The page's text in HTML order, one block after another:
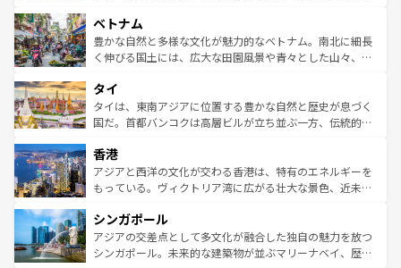
参照してほしい。
容にもいいと評判のスイーツなど、バラエティ豊かな料理
が味わえる。 なお、新着の台湾情報は コンテンツ一覧を参
照してほしい。
き、地方に足を延ばせば四季折々の自然美を楽しむことが
できる。そして、キムチや焼肉、絶品のストリートフード
まで、さまざまな韓国料理が待っている。夜には、韓国な
リティに包まれながら、韓国の多彩な魅力を心ゆくまで味
わってみてほしい。 なお、新着の韓国情報はコンテンツ一
覧を参照してほしい。
ベトナム
豊かな自然と多様な文化が魅力的なベトナム。南北に細長
く伸びる国土には、広大な田園風景や青々とした山々、世
急速な発展と共に伝統が息づく。ハノイの古い町並みやホ
ーチミン市のフランス統治時代の建物も、独特の雰囲気を
醸し出している。また、バラエティの豊かさとおいしさで
とつ。フォーやバインミー、ベトナムコーヒーなどは、ぜ
ひ現地で味わいたい。どの地域を訪れてもあたたかい人々
が旅行者を迎えてくれるので、きっと忘れられない旅にな
参照してほしい。
タイ
タイは、東南アジアに位置する豊かな自然と歴史が息づく
国だ。首都バンコクは高層ビルが立ち並ぶ一方、伝統的な
の活気が交差している。北部ではチェンマイなどの山岳地
帯で自然と触れ合い、南部ではプーケットやクラビの美し
いビーチでリゾート気分を楽しむことができる。タイ料理
激する。気候は一年中温暖で、どの季節にも異なる楽しみ
が待っている。親しみやすいタイの人々、仏教を中心とし
た文化、そして多様な観光資源が、訪れる旅人を魅了し続
香港
アジアと西洋の文化が交わる香港は、特有のエネルギーを
もっている。ヴィクトリア湾に広がる壮大な景色、近未来
み、どこを訪れても感動するはず。観光スポットが密集し
ており、効率よく見どころを回れるのも魅力。息をのむよ
うな絶景から文化的な体験まで、香港を存分に楽しみ尽く
シンガポール
アジアの交差点として多文化が融合した独自の魅力を放つ
シンガポール。未来的な建築物が並ぶマリーナベイ、歴史